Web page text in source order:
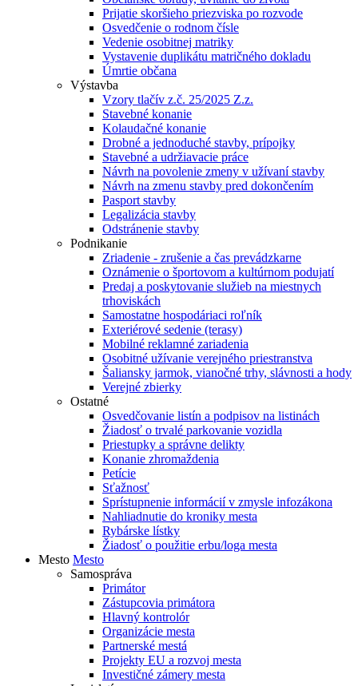
Prijatie skoršieho priezviska po rozvode
Osvedčenie o rodnom čísle
Vedenie osobitnej matriky
Vystavenie duplikátu matričného dokladu
Úmrtie občana
Výstavba
Vzory tlačív z.č. 25/2025 Z.z.
Stavebné konanie
Kolaudačné konanie
Drobné a jednoduché stavby, prípojky
Stavebné a udržiavacie práce
Návrh na povolenie zmeny v užívaní stavby
Návrh na zmenu stavby pred dokončením
Pasport stavby
Legalizácia stavby
Odstránenie stavby
Podnikanie
Zriadenie - zrušenie a čas prevádzkarne
Oznámenie o športovom a kultúrnom podujatí
Predaj a poskytovanie služieb na miestnych
trhoviskách
Samostatne hospodáriaci roľník
Exteriérové sedenie (terasy)
Mobilné reklamné zariadenia
Osobitné užívanie verejného priestranstva
Šaliansky jarmok, vianočné trhy, slávnosti a hody
Verejné zbierky
Ostatné
Osvedčovanie listín a podpisov na listinách
Žiadosť o trvalé parkovanie vozidla
Priestupky a správne delikty
Konanie zhromaždenia
Petície
Sťažnosť
Sprístupnenie informácií v zmysle infozákona
Nahliadnutie do kroniky mesta
Rybárske lístky
Žiadosť o použitie erbu/loga mesta
Mesto Mesto
Samospráva
Primátor
Zástupcovia primátora
Hlavný kontrolór
Organizácie mesta
Partnerské mestá
Projekty EU a rozvoj mesta
Investičné zámery mesta